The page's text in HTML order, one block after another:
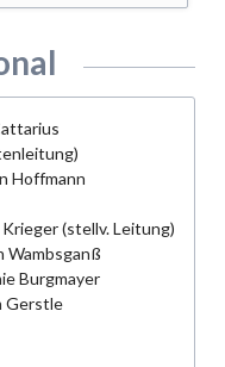
Hoffmann
Krieger (stellv. Leitung)
Wambsganß
Burgmayer
Gerstle